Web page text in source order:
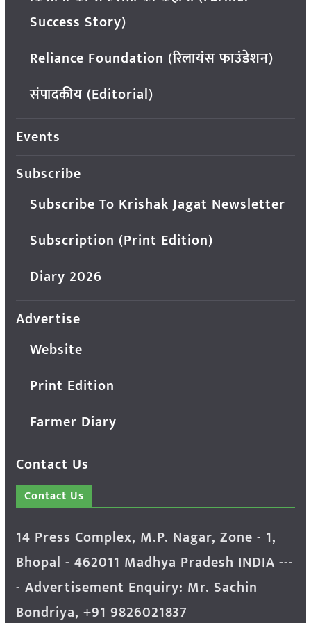
Success Story)
Reliance Foundation (रिलायंस फाउंडेशन)
संपादकीय (Editorial)
Events
Subscribe
Subscribe To Krishak Jagat Newsletter
Subscription (Print Edition)
Diary 2026
Advertise
Website
Print Edition
Farmer Diary
Contact Us
Contact Us
14 Press Complex, M.P. Nagar, Zone - 1,
Bhopal - 462011 Madhya Pradesh INDIA ---
- Advertisement Enquiry: Mr. Sachin
Bondriya, +91 9826021837